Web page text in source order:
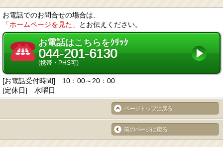
お電話でのお問合せの場合は、
「ホームページを見た」
とお伝えください。
お電話はこちらをｸﾘｯｸ
044-201-6130
(携帯・PHS可)
[お電話受付時間] 10：00～20：00
[定休日] 水曜日
ページトップに戻る
前のページに戻る